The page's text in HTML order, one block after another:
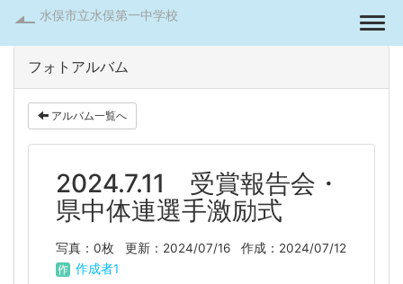
水俣市立水俣第一中学校
フォトアルバム
アルバム一覧へ
2024.7.11 受賞報告会・
県中体連選手激励式
写真：0枚 更新：2024/07/16
作成：2024/07/12
作成者1